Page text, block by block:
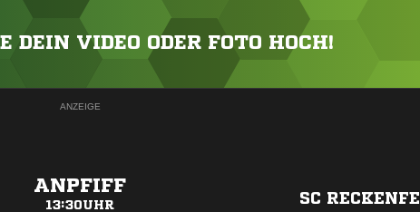
DEIN VIDEO ODER FOTO HOCH!
ANZEIGE
ANPFIFF
13:30UHR SC